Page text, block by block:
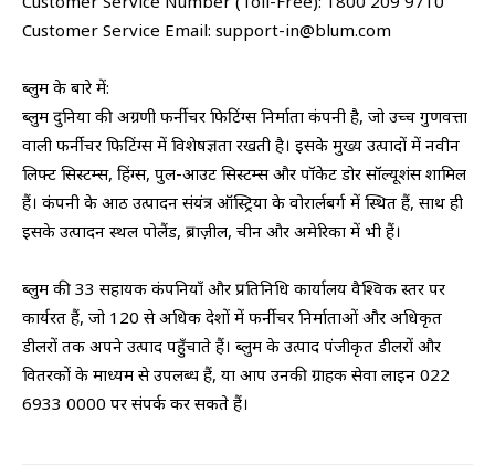
Customer Service Email: support-in@blum.com
ब्लुम के बारे में:
ब्लुम दुनिया की अग्रणी फर्नीचर फिटिंग्स निर्माता कंपनी है, जो उच्च गुणवत्ता
वाली फर्नीचर फिटिंग्स में विशेषज्ञता रखती है। इसके मुख्य उत्पादों में नवीन
लिफ्ट सिस्टम्स, हिंग्स, पुल-आउट सिस्टम्स और पॉकेट डोर सॉल्यूशंस शामिल
हैं। कंपनी के आठ उत्पादन संयंत्र ऑस्ट्रिया के वोरार्लबर्ग में स्थित हैं, साथ ही
इसके उत्पादन स्थल पोलैंड, ब्राज़ील, चीन और अमेरिका में भी हैं।
ब्लुम की 33 सहायक कंपनियाँ और प्रतिनिधि कार्यालय वैश्विक स्तर पर
कार्यरत हैं, जो 120 से अधिक देशों में फर्नीचर निर्माताओं और अधिकृत
डीलरों तक अपने उत्पाद पहुँचाते हैं। ब्लुम के उत्पाद पंजीकृत डीलरों और
वितरकों के माध्यम से उपलब्ध हैं, या आप उनकी ग्राहक सेवा लाइन 022
6933 0000 पर संपर्क कर सकते हैं।